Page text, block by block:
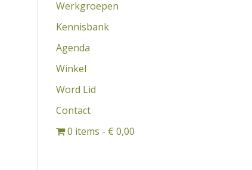
Werkgroepen
Kennisbank
Agenda
Winkel
Word Lid
Contact
0 items
€ 0,00